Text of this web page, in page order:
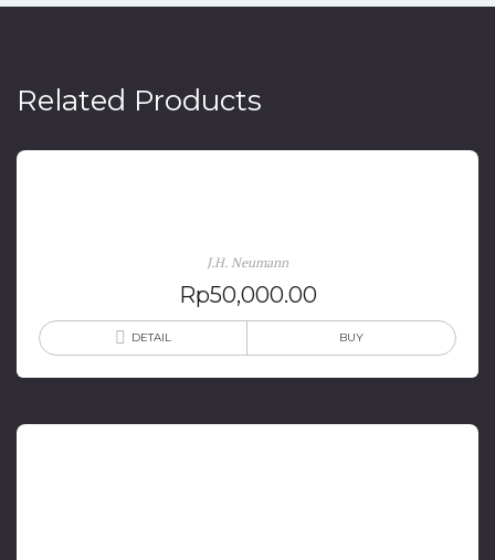
Related Products
J.H. Neumann
Rp50,000.00
DETAIL BUY